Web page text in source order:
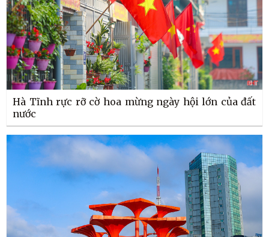
Hà Tĩnh rực rỡ cờ hoa mừng ngày hội lớn của đất
nước